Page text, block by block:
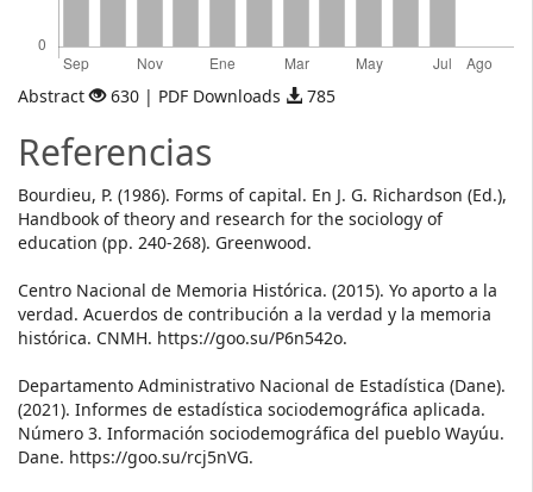
Abstract 630 | PDF Downloads 785
Referencias
Bourdieu, P. (1986). Forms of capital. En J. G. Richardson (Ed.),
Handbook of theory and research for the sociology of
education (pp. 240-268). Greenwood.
Centro Nacional de Memoria Histórica. (2015). Yo aporto a la
verdad. Acuerdos de contribución a la verdad y la memoria
histórica. CNMH. https://goo.su/P6n542o.
Departamento Administrativo Nacional de Estadística (Dane).
(2021). Informes de estadística sociodemográfica aplicada.
Número 3. Información sociodemográfica del pueblo Wayúu.
Dane. https://goo.su/rcj5nVG.